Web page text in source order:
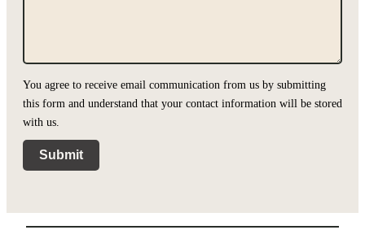
You agree to receive email communication from us by submitting
this form and understand that your contact information will be stored
with us.
Submit